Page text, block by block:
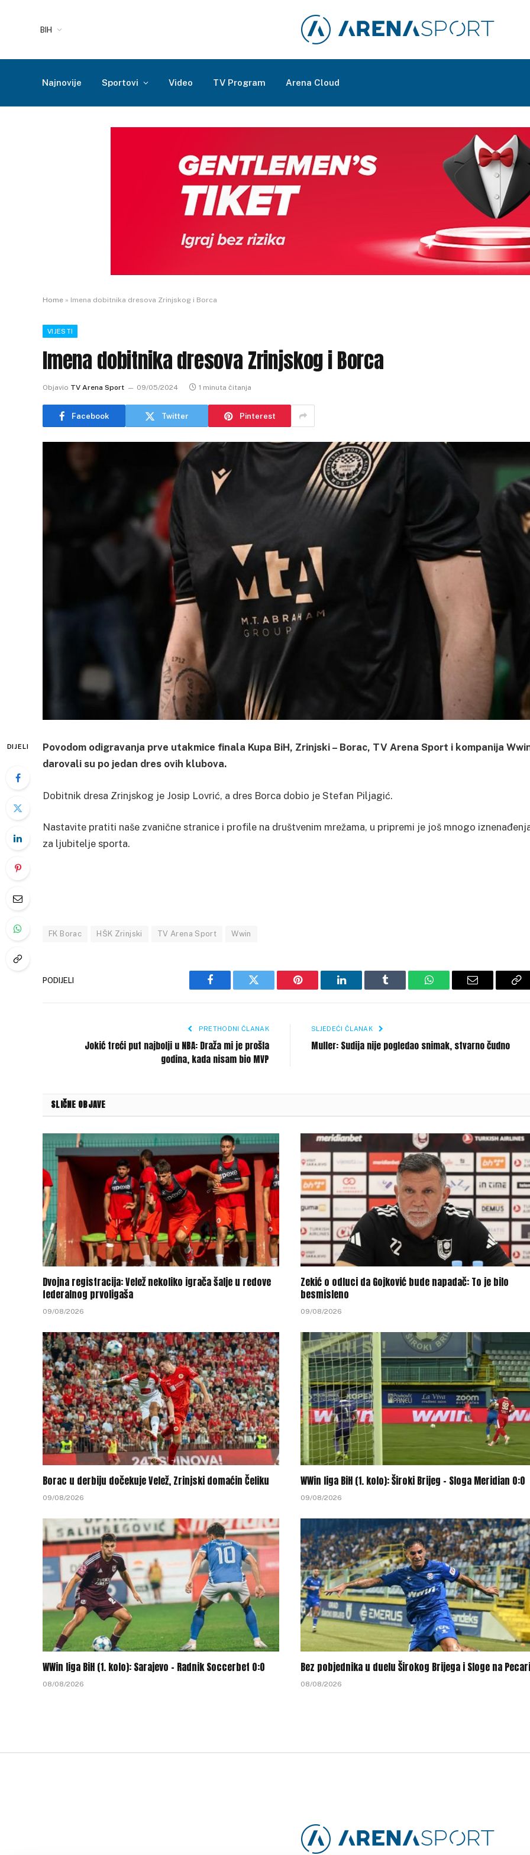
BIH
Najnovije Sportovi Video TV Program Arena Cloud
Home » Imena dobitnika dresova Zrinjskog i Borca
VIJESTI
Imena dobitnika dresova Zrinjskog i Borca
Objavio TV Arena Sport 09/05/2024 1 minuta čitanja
Facebook Twitter Pinterest
DIJELI
Povodom odigravanja prve utakmice finala Kupa BiH, Zrinjski – Borac, TV Arena Sport i kompanija
darovali su po jedan dres ovih klubova.
Dobitnik dresa Zrinjskog je Josip Lovrić, a dres Borca dobio je Stefan Piljagić.
Nastavite pratiti naše zvanične stranice i profile na društvenim mrežama, u pripremi je još mnogo
za ljubitelje sporta.
FK Borac HŠK Zrinjski TV Arena Sport Wwin
PODIJELI
Facebook Twitter Pinterest LinkedIn Tumblr WhatsAppEmail
PRETHODNI ČLANAK
Jokić treći put najbolji u NBA: Draža mi je prošla
godina, kada nisam bio MVP
SLJEDEĆI ČLANAK
Muller: Sudija nije pogledao snimak, stvarno čudno
SLIČNE OBJAVE
Dvojna registracija: Velež nekoliko igrača šalje u redove
federalnog prvoligaša
09/08/2026
Zekić o odluci da Gojković bude napadač: To je bilo
besmisleno
09/08/2026
Borac u derbiju dočekuje Velež, Zrinjski domaćin Čeliku
09/08/2026
WWin liga BiH (1. kolo): Široki Brijeg – Sloga Meridian 0:0
09/08/2026
WWin liga BiH (1. kolo): Sarajevo – Radnik Soccerbet 0:0
08/08/2026
Bez pobjednika u duelu Širokog Brijega i Sloge na Pecari
08/08/2026